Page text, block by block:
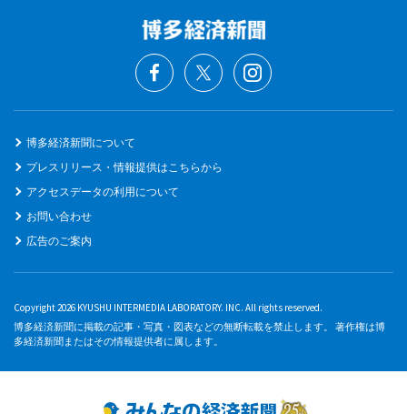
博多経済新聞について
プレスリリース・情報提供はこちらから
アクセスデータの利用について
お問い合わせ
広告のご案内
Copyright 2026 KYUSHU INTERMEDIA LABORATORY. INC. All rights reserved.
博多経済新聞に掲載の記事・写真・図表などの無断転載を禁止します。 著作権は博
多経済新聞またはその情報提供者に属します。